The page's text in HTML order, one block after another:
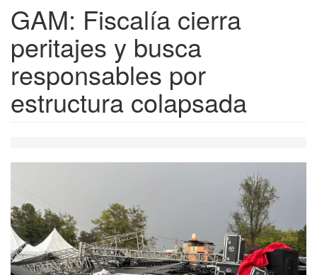
GAM: Fiscalía cierra
peritajes y busca
responsables por
estructura colapsada